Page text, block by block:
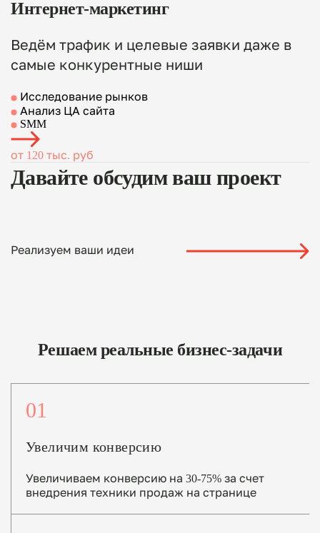
Интернет-маркетинг
Ведём трафик и целевые заявки даже в
самые конкурентные ниши
Исследование рынков
Анализ ЦА сайта
SMM
от 120 тыс. руб
Давайте обсудим ваш проект
Реализуем ваши идеи
Решаем реальные бизнес-задачи
01
Увеличим конверсию
Увеличиваем конверсию на 30-75% за счет
внедрения техники продаж на странице